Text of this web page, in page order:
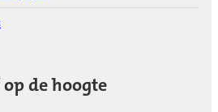
de hoogte